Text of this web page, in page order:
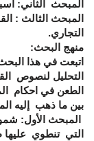
المبحث الثاني:
المبحث الثالث :
التجاري.
منهج البحث:
اتبعت في هذا
التحليل لنصوص
الطعن في احكام
بين ما ذهب إليه
المبحث الأول:
التي تنطوي